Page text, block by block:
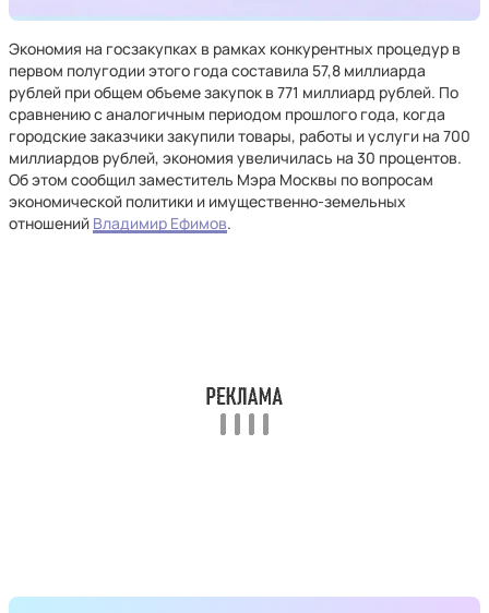
Экономия на госзакупках в рамках конкурентных процедур в
первом полугодии этого года составила 57,8 миллиарда
рублей при общем объеме закупок в 771 миллиард рублей. По
сравнению с аналогичным периодом прошлого года, когда
городские заказчики закупили товары, работы и услуги на 700
миллиардов рублей, экономия увеличилась на 30 процентов.
Об этом сообщил заместитель Мэра Москвы по вопросам
экономической политики и имущественно-земельных
отношений Владимир Ефимов.